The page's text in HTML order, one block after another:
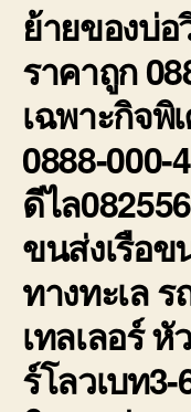
ย้ายของบ่อ
ราคาถูก
เฉพาะกิจพิ
0888-000-
ดีไล
ขนส่งเรือข
ทางทะเล
เทลเลอร์ หั
ร์โลวเบท